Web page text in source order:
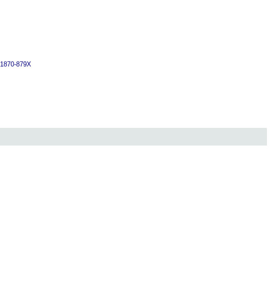
1870-879X